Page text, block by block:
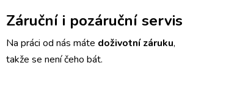
Záruční i pozáruční servis
Na práci od nás máte doživotní záruku,
takže se není čeho bát.